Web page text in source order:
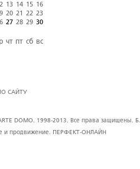
13 14 15
16
20 21 22 23
27 28 29 30
чт пт сб вс
САЙТУ
DOMO. 1998-2013. Все права защищены.
и продвижение. ПЕРФЕКТ-ОНЛАЙН